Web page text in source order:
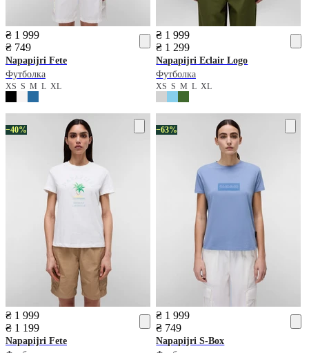
₴ 1 999
₴ 749
Napapijri Fete
Футболка
XS S M L XL
₴ 1 999
₴ 1 299
Napapijri Eclair Logo
Футболка
XSSMLXL
−40%
₴ 1 999
₴ 1 199
Napapijri Fete
−63%
₴ 1 999
₴ 749
Napapijri S-Box